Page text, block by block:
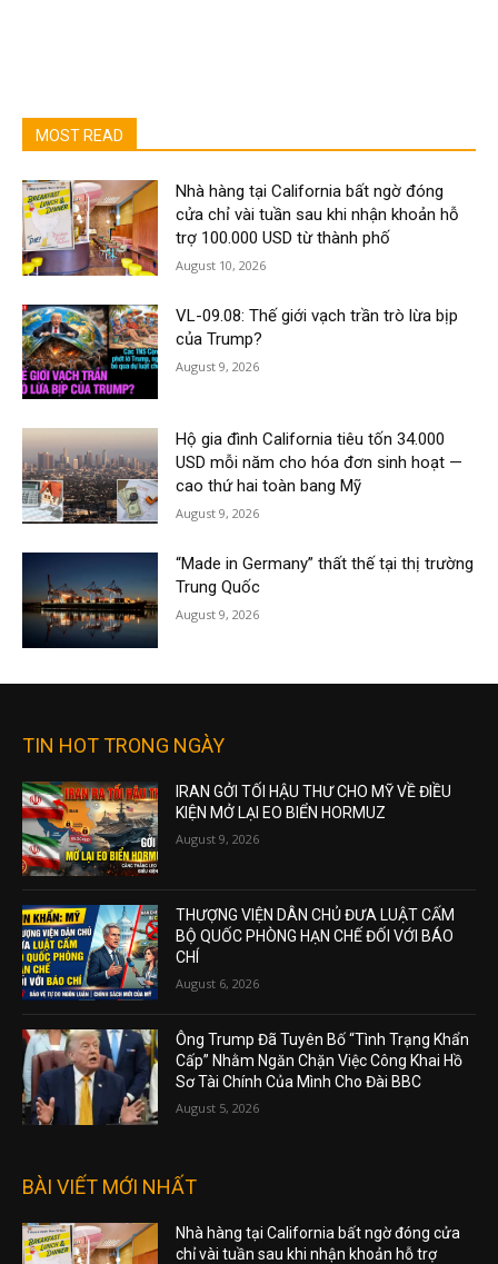
MOST READ
Nhà hàng tại California bất ngờ đóng
cửa chỉ vài tuần sau khi nhận khoản hỗ
trợ 100.000 USD từ thành phố
August 10, 2026
VL-09.08: Thế giới vạch trần trò lừa bịp
của Trump?
August 9, 2026
Hộ gia đình California tiêu tốn 34.000
USD mỗi năm cho hóa đơn sinh hoạt —
cao thứ hai toàn bang Mỹ
August 9, 2026
“Made in Germany” thất thế tại thị trường
Trung Quốc
August 9, 2026
TIN HOT TRONG NGÀY
IRAN GỞI TỐI HẬU THƯ CHO MỸ VỀ ĐIỀU
KIỆN MỞ LẠI EO BIỂN HORMUZ
August 9, 2026
THƯỢNG VIỆN DÂN CHỦ ĐƯA LUẬT CẤM
BỘ QUỐC PHÒNG HẠN CHẾ ĐỐI VỚI BÁO
CHÍ
August 6, 2026
Ông Trump Đã Tuyên Bố “Tình Trạng Khẩn
Cấp” Nhằm Ngăn Chặn Việc Công Khai Hồ
Sơ Tài Chính Của Mình Cho Đài BBC
August 5, 2026
BÀI VIẾT MỚI NHẤT
Nhà hàng tại California bất ngờ đóng cửa
chỉ vài tuần sau khi nhận khoản hỗ trợ